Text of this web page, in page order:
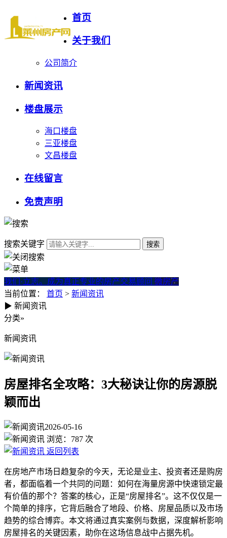
首页
关于我们
公司简介
新闻资讯
楼盘展示
海口楼盘
三亚楼盘
文昌楼盘
在线留言
免责声明
搜索关键字
我们·立志。成为真正专业的房产交易顾问 微房产
当前位置： 首页 > 新闻资讯
房屋排名全攻略：3大秘诀让
▶ 新闻资讯
分类»
新闻资讯
房屋排名全攻略：3大秘诀让你的房源脱
颖而出
2026-05-16
浏览： 787 次
返回列表
在房地产市场日趋复杂的今天，无论是业主、投资者还是购房
者，都面临着一个共同的问题：如何在海量房源中快速锁定最
有价值的那个？答案的核心，正是“房屋排名”。这不仅仅是一
个简单的排序，它背后融合了地段、价格、房屋品质以及市场
趋势的综合博弈。本文将通过真实案例与数据，深度解析影响
房屋排名的关键因素，助你在这场信息战中占据先机。